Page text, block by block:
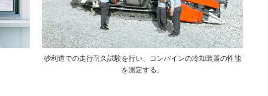
砂利道での走行耐久試験を行い、コンバインの冷却装置の性能
を測定する。